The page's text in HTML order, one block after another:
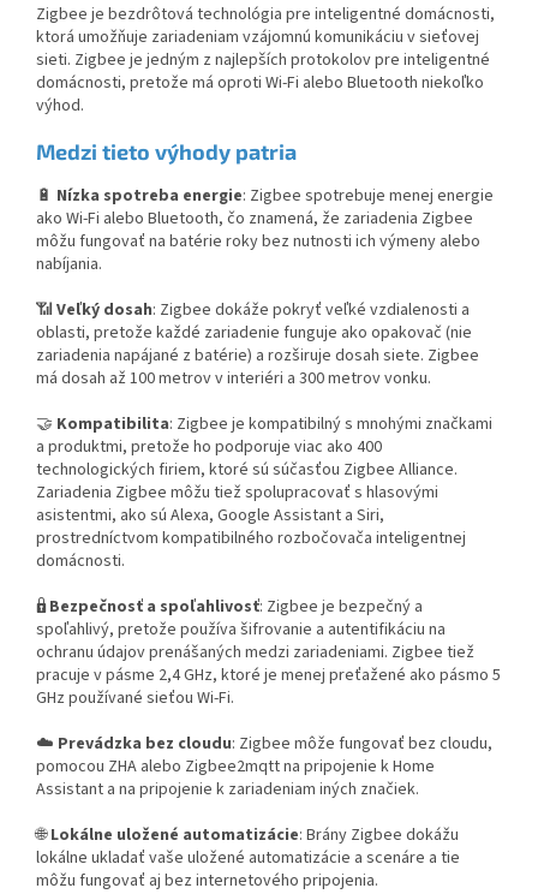
Zigbee je bezdrôtová technológia pre inteligentné domácnosti,
ktorá umožňuje zariadeniam vzájomnú komunikáciu v sieťovej
sieti. Zigbee je jedným z najlepších protokolov pre inteligentné
domácnosti, pretože má oproti Wi-Fi alebo Bluetooth niekoľko
výhod.
Medzi tieto výhody patria
🔋 Nízka spotreba energie: Zigbee spotrebuje menej energie
ako Wi-Fi alebo Bluetooth, čo znamená, že zariadenia Zigbee
môžu fungovať na batérie roky bez nutnosti ich výmeny alebo
nabíjania.
📶 Veľký dosah: Zigbee dokáže pokryť veľké vzdialenosti a
oblasti, pretože každé zariadenie funguje ako opakovač (nie
zariadenia napájané z batérie) a rozširuje dosah siete. Zigbee
má dosah až 100 metrov v interiéri a 300 metrov vonku.
🤝 Kompatibilita: Zigbee je kompatibilný s mnohými značkami
a produktmi, pretože ho podporuje viac ako 400
technologických firiem, ktoré sú súčasťou Zigbee Alliance.
Zariadenia Zigbee môžu tiež spolupracovať s hlasovými
asistentmi, ako sú Alexa, Google Assistant a Siri,
prostredníctvom kompatibilného rozbočovača inteligentnej
domácnosti.
🔒 Bezpečnosť a spoľahlivosť: Zigbee je bezpečný a
spoľahlivý, pretože používa šifrovanie a autentifikáciu na
ochranu údajov prenášaných medzi zariadeniami. Zigbee tiež
pracuje v pásme 2,4 GHz, ktoré je menej preťažené ako pásmo 5
GHz používané sieťou Wi-Fi.
☁️ Prevádzka bez cloudu: Zigbee môže fungovať bez cloudu,
pomocou ZHA alebo Zigbee2mqtt na pripojenie k Home
Assistant a na pripojenie k zariadeniam iných značiek.
🌐 Lokálne uložené automatizácie: Brány Zigbee dokážu
lokálne ukladať vaše uložené automatizácie a scenáre a tie
môžu fungovať aj bez internetového pripojenia.